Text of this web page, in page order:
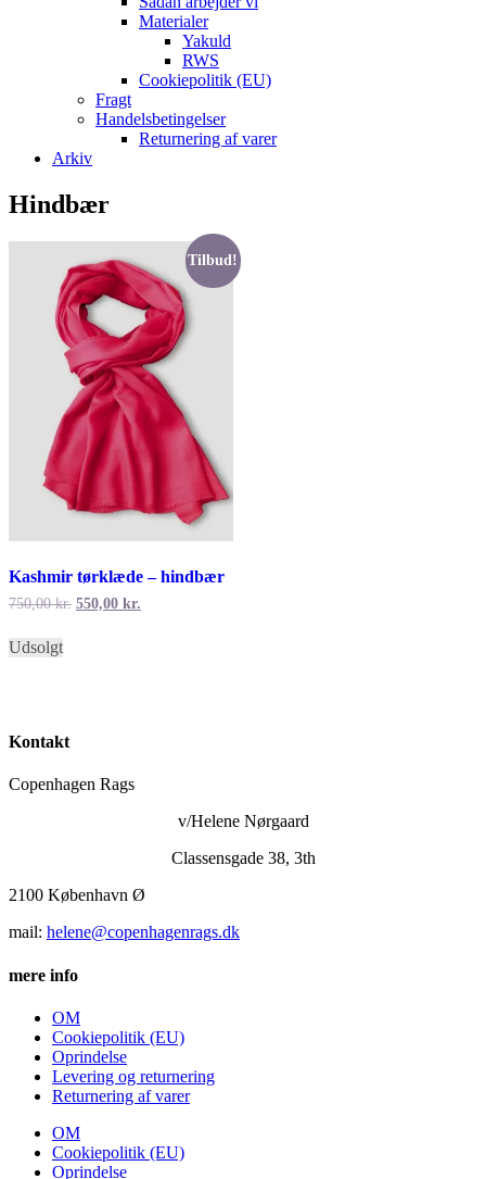
Materialer
Yakuld
RWS
Cookiepolitik (EU)
Fragt
Handelsbetingelser
Returnering af varer
Arkiv
Hindbær
Tilbud!
Kashmir tørklæde – hindbær
750,00kr. Den
550,00 kr.
Udsolgt
Kontakt
Copenhagen Rags
v/Helene Nørgaard
Classensgade 38, 3th
2100 København Ø
mail: helene@copenhagenrags.dk
mere info
OM
Cookiepolitik (EU)
Oprindelse
Levering og returnering
Returnering af varer
OM
Cookiepolitik (EU)
Oprindelse